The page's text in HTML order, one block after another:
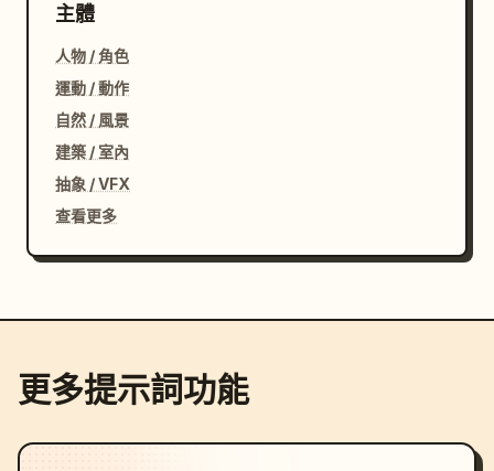
主體
人物 / 角色
運動 / 動作
自然 / 風景
建築 / 室內
抽象 / VFX
查看更多
更多提示詞功能